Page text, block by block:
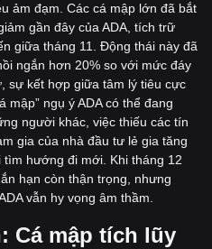
ảm đạm. Các cá mập lớn đã bắt
gần đây của ADA, tích trữ
giữa tháng 11. Động thái này đã
ngắn hơn 20% so với mức đáy
sự kết hợp giữa tâm lý tiêu cực
mập” ngụ ý ADA có thể đang
người khác, việc thiếu các tín
gia của nhà đầu tư lẻ gia tăng
hướng đi mới. Khi tháng 12
hạn còn thận trọng, nhưng
vẫn hy vọng âm thầm.
Cá mập tích lũy